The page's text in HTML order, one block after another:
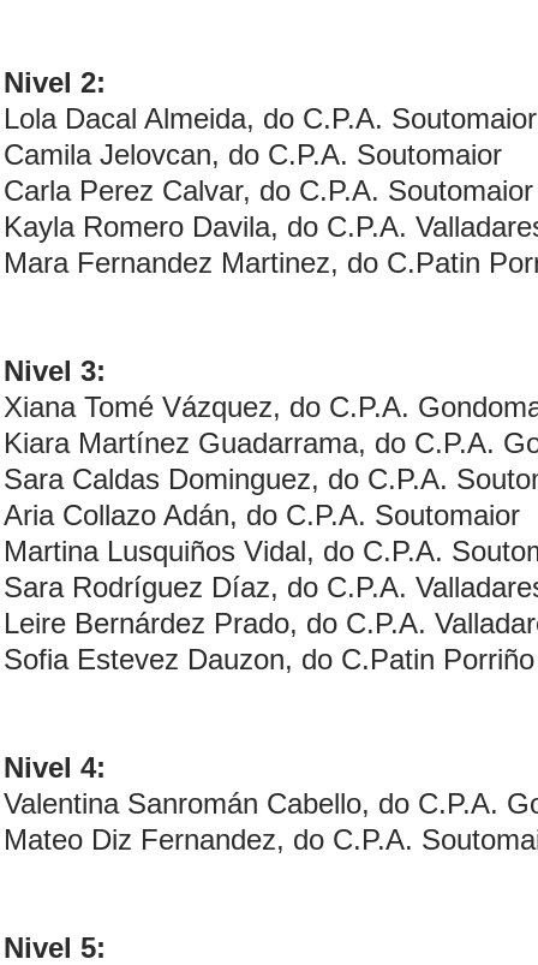
Nivel 2:
Lola Dacal Almeida, do C.P.A. Soutomaior
Camila Jelovcan, do C.P.A. Soutomaior
Carla Perez Calvar, do C.P.A. Soutomaior
Kayla Romero Davila, do C.P.A.
Mara Fernandez Martinez, do C.Patin
Nivel 3:
Xiana Tomé Vázquez, do C.P.A.
Kiara Martínez Guadarrama, do C.P.A.
Sara Caldas Dominguez, do C.P.A.
Aria Collazo Adán, do C.P.A. Soutomaior
Martina Lusquiños Vidal, do C.P.A.
Sara Rodríguez Díaz, do C.P.A.
Leire Bernárdez Prado, do C.P.A.
Sofia Estevez Dauzon, do C.Patin Porriño
Nivel 4:
Valentina Sanromán Cabello, do C.P.A.
Mateo Diz Fernandez, do C.P.A.
Nivel 5: